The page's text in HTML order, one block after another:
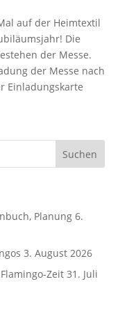
auf der Heimtextil
Die
der Messe.
der Messe nach
Einladungskarte
Planung 6.
3. August 2026
Zeit 31. Juli